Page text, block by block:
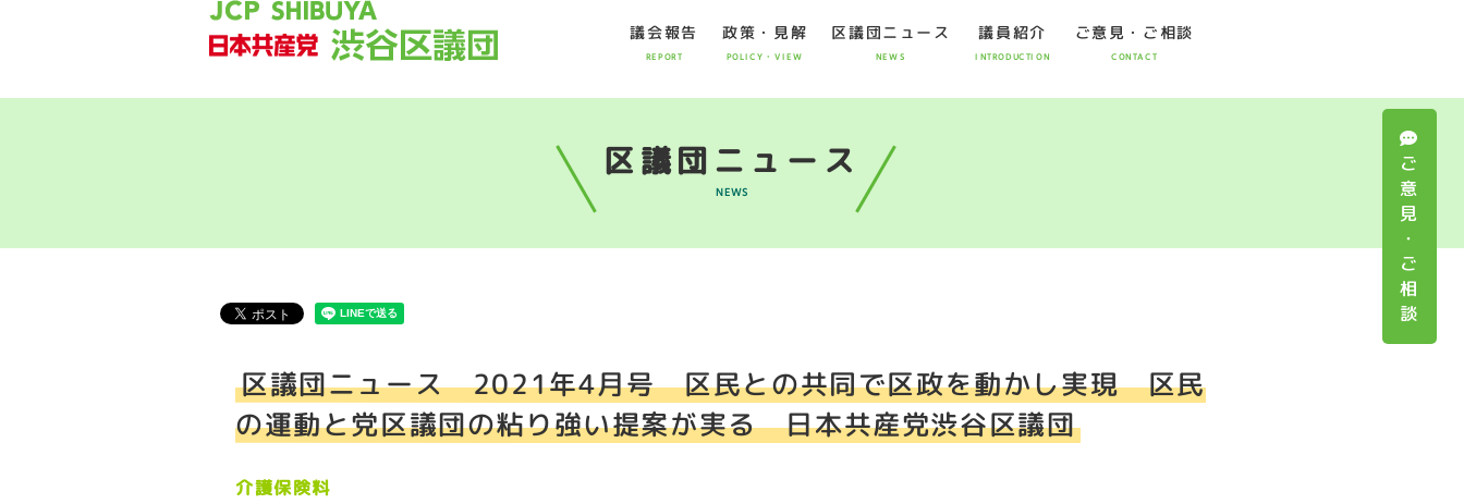
ご
意
見
・
ご
相
談
議会報告
REPORT
政策・見解
POLICY・VIEW
区議団ニュース
NEWS
議員紹介
INTRODUCTION
ご意見・ご相談
CONTACT
区議団ニュース
NEWS
区議団ニュース 2021年4月号 区民との共同で区政を動かし実現 区民
の運動と党区議団の粘り強い提案が実る 日本共産党渋谷区議団
介護保険料